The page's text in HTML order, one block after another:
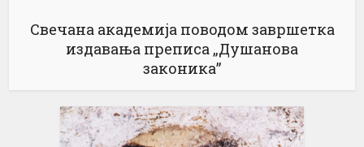
Свечана академија поводом завршетка
издавања преписа „Душанова
законика”